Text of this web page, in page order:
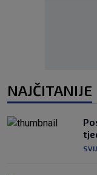
NAJČITANIJE